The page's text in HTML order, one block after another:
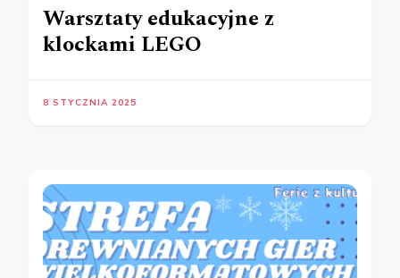
Warsztaty edukacyjne z
klockami LEGO
8 STYCZNIA 2025